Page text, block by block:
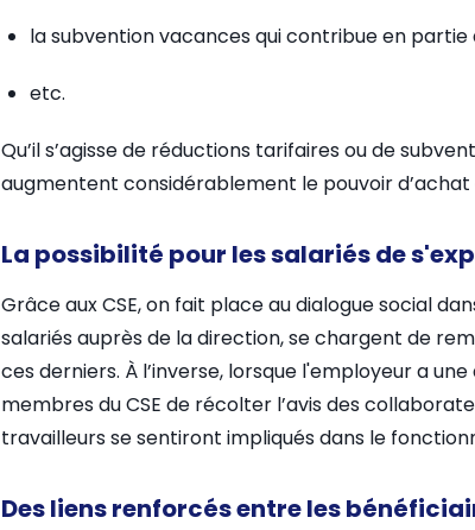
la subvention vacances qui contribue en partie
etc.
Qu’il s’agisse de réductions tarifaires ou de
augmentent considérablement le pouvoir d’achat
La possibilité pour les salariés de
Grâce aux CSE, on fait place au dialogue social
salariés auprès de la direction, se chargent de
ces derniers. À l’inverse, lorsque l'employeur a
membres du CSE de récolter l’avis des
travailleurs se sentiront impliqués dans le
Des liens renforcés entre les